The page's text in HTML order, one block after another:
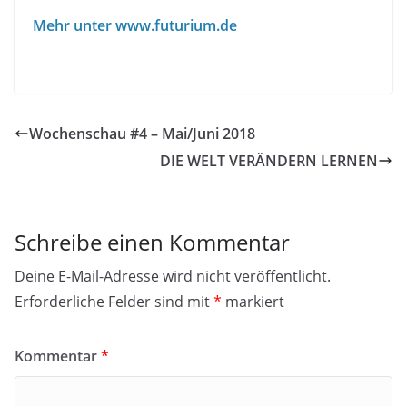
Mehr unter www.futurium.de
Wochenschau #4 – Mai/Juni 2018
DIE WELT VERÄNDERN LERNEN
Schreibe einen Kommentar
Deine E-Mail-Adresse wird nicht veröffentlicht.
Erforderliche Felder sind mit* markiert
Kommentar*